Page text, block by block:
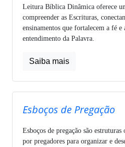
Leitura Bíblica Dinâmica oferece
compreender as Escrituras,
ensinamentos que fortalecem a fé e
entendimento da Palavra.
Saiba mais
Esboços de Pregação
Esboços de pregação são
por pregadores para organizar e